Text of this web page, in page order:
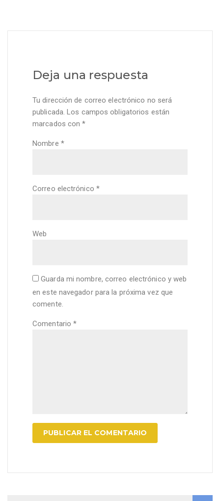
Deja una respuesta
Tu dirección de correo electrónico no será
publicada. Los campos obligatorios están
marcados con*
Nombre *
Correo electrónico *
Web
Guarda mi nombre, correo electrónico y web
en este navegador para la próxima vez que
comente.
Comentario*